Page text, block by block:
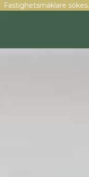
Fastighetsmäklare sökes.